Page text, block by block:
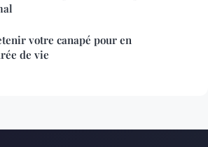
votre canapé pour en
de vie